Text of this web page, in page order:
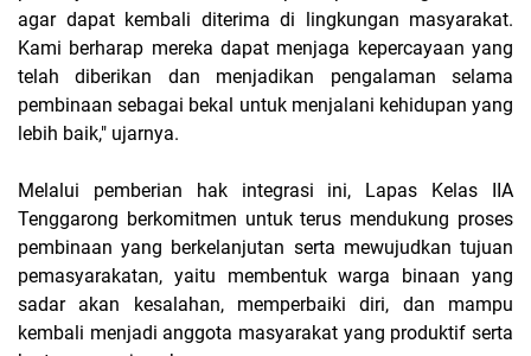
agar dapat kembali diterima di lingkungan masyarakat.
Kami berharap mereka dapat menjaga kepercayaan yang
telah diberikan dan menjadikan pengalaman selama
pembinaan sebagai bekal untuk menjalani kehidupan yang
lebih baik," ujarnya.
Melalui pemberian hak integrasi ini, Lapas Kelas IIA
Tenggarong berkomitmen untuk terus mendukung proses
pembinaan yang berkelanjutan serta mewujudkan tujuan
pemasyarakatan, yaitu membentuk warga binaan yang
sadar akan kesalahan, memperbaiki diri, dan mampu
kembali menjadi anggota masyarakat yang produktif serta